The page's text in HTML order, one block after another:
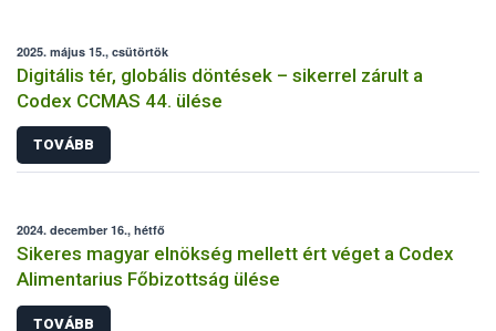
2025. május 15., csütörtök
Digitális tér, globális döntések – sikerrel zárult a
Codex CCMAS 44. ülése
TOVÁBB
2024. december 16., hétfő
Sikeres magyar elnökség mellett ért véget a Codex
Alimentarius Főbizottság ülése
TOVÁBB